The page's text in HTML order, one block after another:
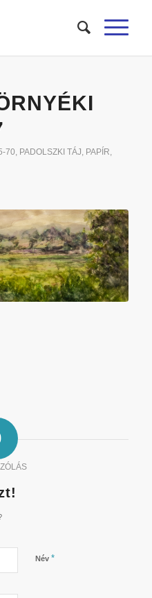
70, PADOLSZKI TÁJ, PAPÍR,
Név *